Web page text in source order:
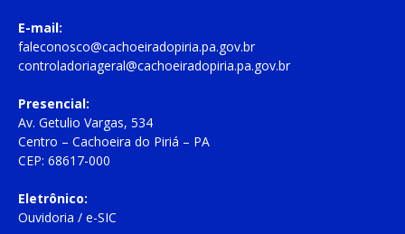
E-mail:
faleconosco@cachoeiradopiria.pa.gov.br
controladoriageral@cachoeiradopiria.pa.gov.br
Presencial:
Av. Getulio Vargas, 534
Centro – Cachoeira do Piriá – PA
CEP: 68617-000
Eletrônico:
Ouvidoria / e-SIC